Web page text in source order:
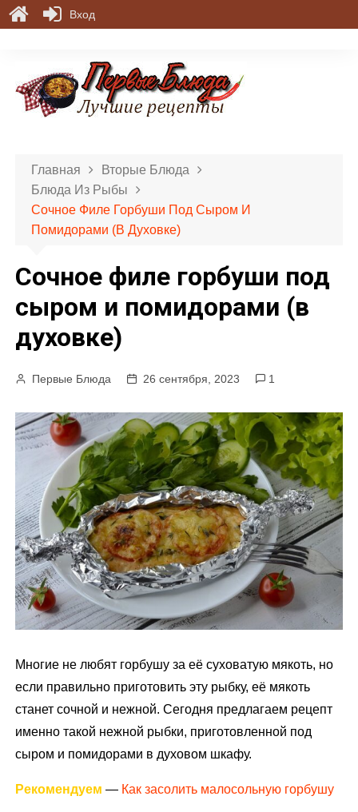
Главная
Вторые Блюда
Блюда Из Рыбы
Сочное Филе Горбуши Под Сыром И
Помидорами (в Духовке)
Сочное филе горбуши под
сыром и помидорами (в
духовке)
Первые Блюда 26 сентября, 2023 1
Многие не любят горбушу за её суховатую мякоть, но
если правильно приготовить эту рыбку, её мякоть
станет сочной и нежной. Сегодня предлагаем рецепт
именно такой нежной рыбки, приготовленной под
сыром и помидорами в духовом шкафу.
Рекомендуем — Как засолить малосольную горбушу
Вход